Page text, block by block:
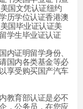
国文凭认证纽约
历学位认证香港澳
国毕业证认证美
学生毕业证认证
内证明留学身份、
国内各类基金等必
享受购买国产汽车
教育部认证是必不
，公务员，在您应